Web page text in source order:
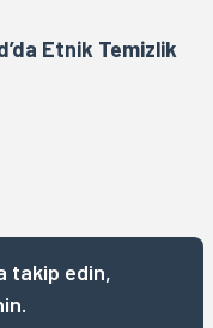
Etnik Temizlik
takip edin,